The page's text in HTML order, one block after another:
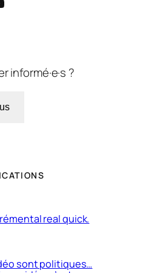
informé·e·s ?
real quick.
sont politiques…